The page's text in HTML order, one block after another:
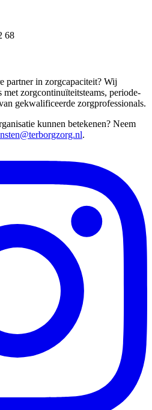
68
partner in zorgcapaciteit? Wij
met zorgcontinuïteitsteams, periode-
gekwalificeerde zorgprofessionals.
kunnen betekenen? Neem
.